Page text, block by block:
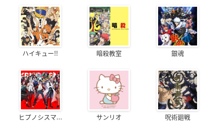
ハイキュー!! 暗殺教室 銀魂
ヒプノシスマ... サンリオ 呪術廻戦